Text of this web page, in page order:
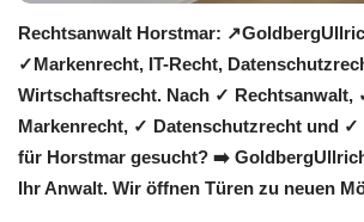
Rechtsanwalt Horstmar:
✓Markenrecht, IT-Recht,
Wirtschaftsrecht. Nach ✓ Rechtsanwalt,
Markenrecht, ✓ Datenschutzrecht und
für Horstmar gesucht? ➡️
Ihr Anwalt. Wir öffnen Türen zu neuen